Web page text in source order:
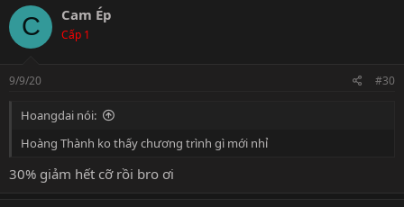
C Cam Ép
Cấp 1
9/9/20 #30
Hoangdai nói:
Hoàng Thành ko thấy chương trình gì mới nhỉ
30% giảm hết cỡ rồi bro ơi